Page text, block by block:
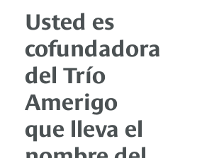
Usted es
cofundadora
del Trío
Amerigo
que lleva el